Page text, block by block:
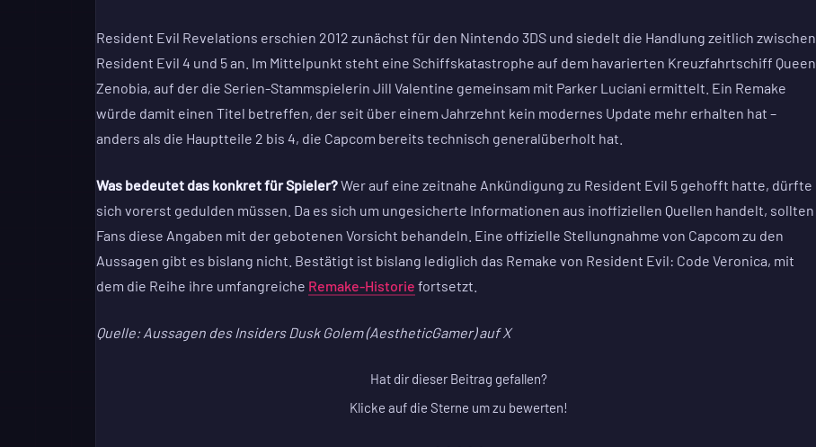
Resident Evil Revelations erschien 2012 zunächst für den Nintendo 3DS und siedelt die Handlung zeitlich zwischen
Resident Evil 4 und 5 an. Im Mittelpunkt steht eine Schiffskatastrophe auf dem havarierten Kreuzfahrtschiff Queen
Zenobia, auf der die Serien-Stammspielerin Jill Valentine gemeinsam mit Parker Luciani ermittelt. Ein Remake
würde damit einen Titel betreffen, der seit über einem Jahrzehnt kein modernes Update mehr erhalten hat –
anders als die Hauptteile 2 bis 4, die Capcom bereits technisch generalüberholt hat.
Was bedeutet das konkret für Spieler?Wer auf eine zeitnahe Ankündigung zu Resident Evil 5 gehofft hatte, dürfte
sich vorerst gedulden müssen. Da es sich um ungesicherte Informationen aus inoffiziellen Quellen handelt, sollten
Fans diese Angaben mit der gebotenen Vorsicht behandeln. Eine offizielle Stellungnahme von Capcom zu den
Aussagen gibt es bislang nicht. Bestätigt ist bislang lediglich das Remake von Resident Evil: Code Veronica, mit
dem die Reihe ihre umfangreiche Remake-Historie fortsetzt.
Quelle: Aussagen des Insiders Dusk Golem (AestheticGamer) auf X
Hat dir dieser Beitrag gefallen?
Klicke auf die Sterne um zu bewerten!